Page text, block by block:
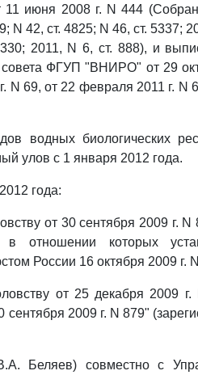
июня 2008 г. N 444
N 42, ст. 4825; N 46, ст. 5337;
2011, N 6, ст. 888), и
совета ФГУП "ВНИРО" от 29
N 69, от 22 февраля 2011 г. N
водных биологических
улов с 1 января 2012 года.
года:
от 30 сентября 2009 г.
отношении которых
России 16 октября 2009 г.
от 25 декабря 2009
2009 г. N 879"
Беляев) совместно с